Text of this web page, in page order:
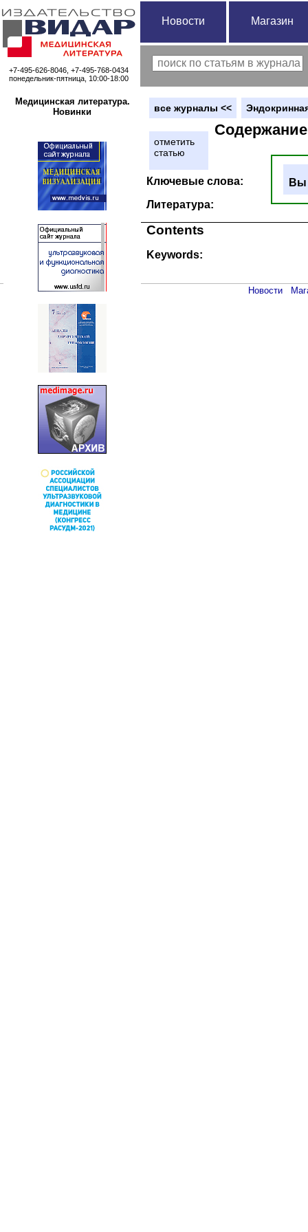
+7-495-626-8046, +7-495-768-0434
понедельник-пятница, 10:00-18:00
Новости Магазин
Медицинская литература.
Новинки
вce журналы <<
отметить
статью
Содержание
Вы
Ключевые слова:
Литература:
Contents
Keywords:
Новости